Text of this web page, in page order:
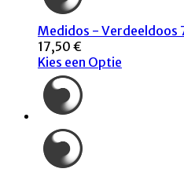
Medidos - Verdeeldoos
17,50 €
Kies een Optie